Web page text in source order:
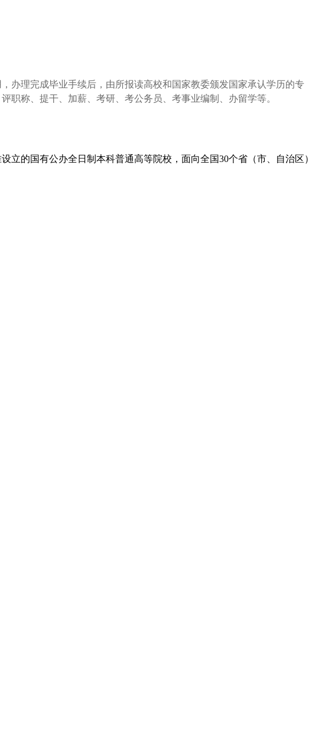
办理完成毕业手续后，由所报读高校和国家教委颁发国家承认学历的
职称、提干、加薪、考研、考公务员、考事业编制、办留学等。
立的国有公办全日制本科普通高等院校，面向全国30个省（市、自治